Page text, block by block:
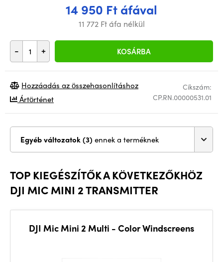
14 950 Ft áfával
11 772 Ft áfa nélkül
- + KOSÁRBA
Cikszám:
CP.RN.00000531.01
Hozzáadás az összehasonlításhoz
Ártörténet
Egyéb változatok (3) ennek a terméknek
TOP KIEGÉSZÍTŐK A KÖVETKEZŐKHÖZ
DJI MIC MINI 2 TRANSMITTER
DJI Mic Mini 2 Multi - Color Windscreens